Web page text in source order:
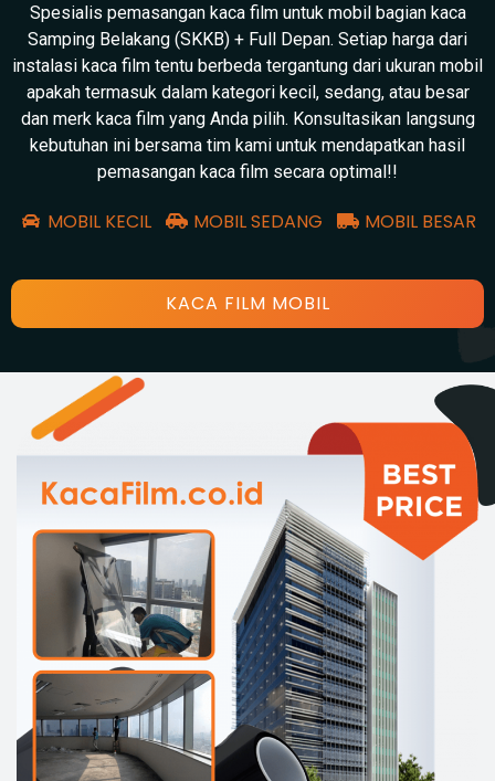
Spesialis pemasangan kaca film untuk mobil bagian kaca
Samping Belakang (SKKB) + Full Depan. Setiap harga dari
instalasi kaca film tentu berbeda tergantung dari ukuran mobil
apakah termasuk dalam kategori kecil, sedang, atau besar
dan merk kaca film yang Anda pilih. Konsultasikan langsung
kebutuhan ini bersama tim kami untuk mendapatkan hasil
pemasangan kaca film secara optimal!!
MOBIL KECIL MOBIL SEDANG MOBIL BESAR
KACA FILM MOBIL